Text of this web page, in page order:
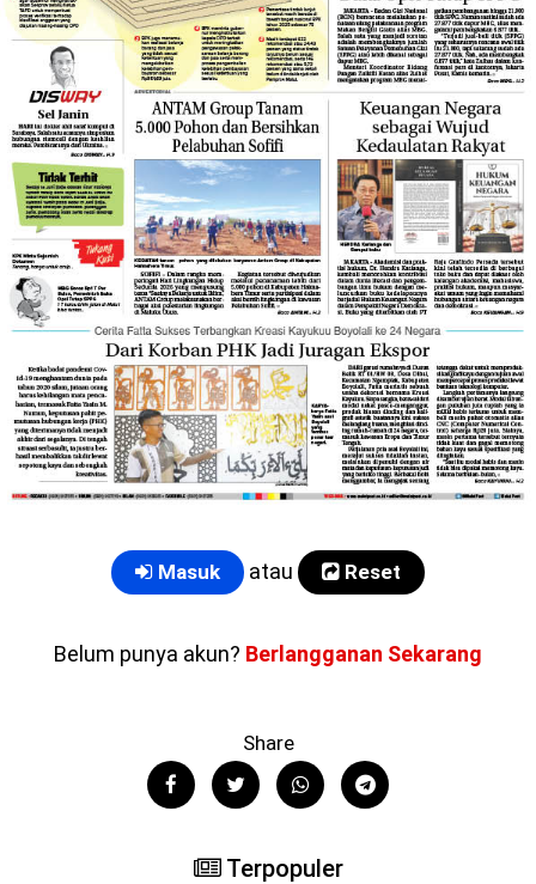
Masuk atau Reset
Belum punya akun? Berlangganan Sekarang
Share
Terpopuler